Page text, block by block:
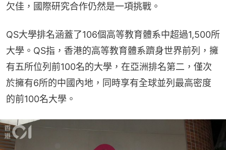
欠佳，國際研究合作仍然是一項挑戰。
QS大學排名涵蓋了106個高等教育體系中超過1,500所
大學。QS指，香港的高等教育體系躋身世界前列，擁
有五所位列前100名的大學，在亞洲排名第二，僅次
於擁有6所的中國內地，同時享有全球並列最高密度
的前100名大學。